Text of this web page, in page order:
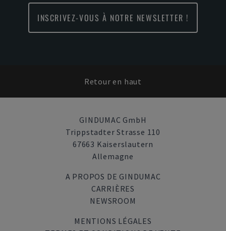
INSCRIVEZ-VOUS À NOTRE NEWSLETTER !
Retour en haut
GINDUMAC GmbH
Trippstadter Strasse 110
67663 Kaiserslautern
Allemagne
A PROPOS DE GINDUMAC
CARRIÈRES
NEWSROOM
MENTIONS LÉGALES